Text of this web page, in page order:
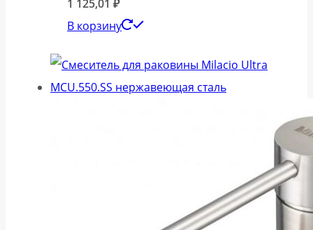
1 125,01 ₽
В корзину